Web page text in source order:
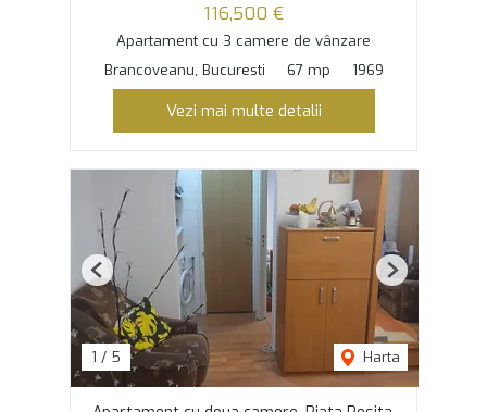
116,500 €
Apartament cu 3 camere de vânzare
Brancoveanu, Bucuresti
67 mp 1969
Vezi mai multe detalii
1 / 5 Harta
Previous Next